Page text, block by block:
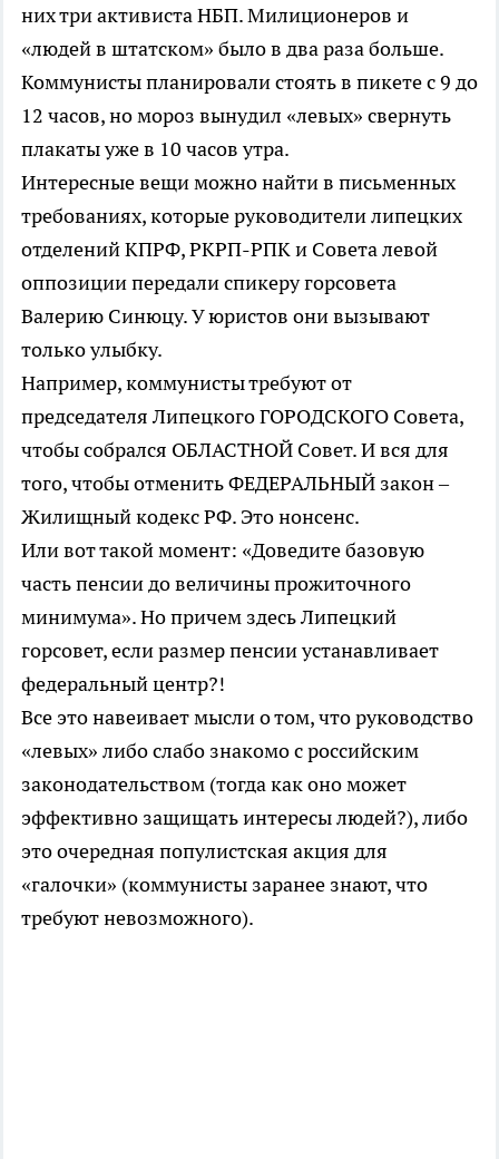
них три активиста НБП. Милиционеров и
«людей в штатском» было в два раза больше.
Коммунисты планировали стоять в пикете с 9 до
12 часов, но мороз вынудил «левых» свернуть
плакаты уже в 10 часов утра.
Интересные вещи можно найти в письменных
требованиях, которые руководители липецких
отделений КПРФ, РКРП-РПК и Совета левой
оппозиции передали спикеру горсовета
Валерию Синюцу. У юристов они вызывают
только улыбку.
Например, коммунисты требуют от
председателя Липецкого ГОРОДСКОГО Совета,
чтобы собрался ОБЛАСТНОЙ Совет. И вся для
того, чтобы отменить ФЕДЕРАЛЬНЫЙ закон –
Жилищный кодекс РФ. Это нонсенс.
Или вот такой момент: «Доведите базовую
часть пенсии до величины прожиточного
минимума». Но причем здесь Липецкий
горсовет, если размер пенсии устанавливает
федеральный центр?!
Все это навеивает мысли о том, что руководство
«левых» либо слабо знакомо с российским
законодательством (тогда как оно может
эффективно защищать интересы людей?), либо
это очередная популистская акция для
«галочки» (коммунисты заранее знают, что
требуют невозможного).